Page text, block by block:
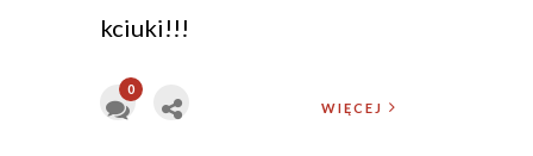
kciuki!!!
0
WIĘCEJ